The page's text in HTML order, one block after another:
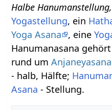
Halbe
Yogastellung, ein
Yoga Asana
, eine
Hanumanasana
rund umAnjaneyasana
- halb, Hälfte;
Asana - Stellung.